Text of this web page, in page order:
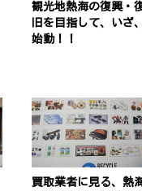
観光地熱海の復興・
旧を目指して、いざ、
始動！！
買取業者に見る、熱